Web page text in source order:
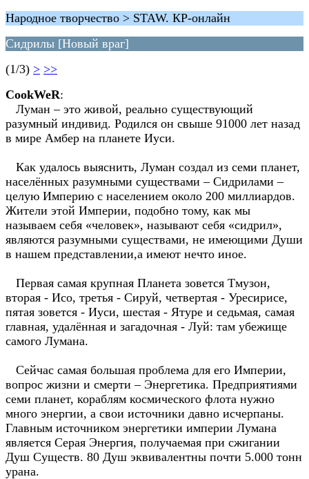
Народное творчество > STAW. КР-онлайн
Сидрилы [Новый враг]
(1/3) > >>
CookWeR:
Луман – это живой, реально существующий
разумный индивид. Родился он свыше 91000 лет назад
в мире Амбер на планете Иуси.
Как удалось выяснить, Луман создал из семи планет,
населённых разумными существами – Сидрилами –
целую Империю с населением около 200 миллиардов.
Жители этой Империи, подобно тому, как мы
называем себя «человек», называют себя «сидрил»,
являются разумными существами, не имеющими Души
в нашем представлении,а имеют нечто иное.
Первая самая крупная Планета зовется Тмузон,
вторая - Исо, третья - Сируй, четвертая - Уресирисе,
пятая зовется - Иуси, шестая - Ятуре и седьмая, самая
главная, удалённая и загадочная - Луй: там убежище
самого Лумана.
Сейчас самая большая проблема для его Империи,
вопрос жизни и смерти – Энергетика. Предприятиями
семи планет, кораблям космического флота нужно
много энергии, а свои источники давно исчерпаны.
Главным источником энергетики империи Лумана
является Серая Энергия, получаемая при сжигании
Душ Существ. 80 Душ эквивалентны почти 5.000 тонн
урана.